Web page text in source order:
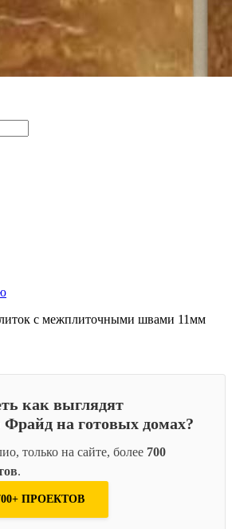
с межплиточными швами 11мм
как выглядят
Фрайд на готовых домах?
только на сайте, более 700
.
ПРОЕКТОВ